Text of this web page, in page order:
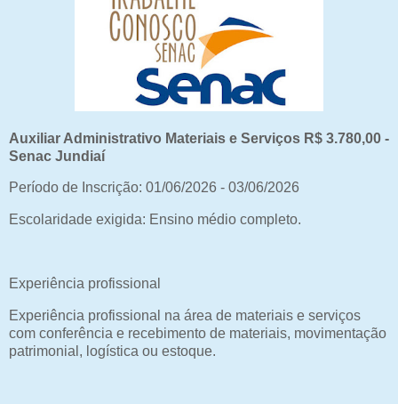
Auxiliar Administrativo Materiais e Serviços R$ 3.780,00 -
Senac Jundiaí
Período de Inscrição: 01/06/2026 - 03/06/2026
Escolaridade exigida: Ensino médio completo.
Experiência profissional
Experiência profissional na área de materiais e serviços
com conferência e recebimento de materiais, movimentação
patrimonial, logística ou estoque.